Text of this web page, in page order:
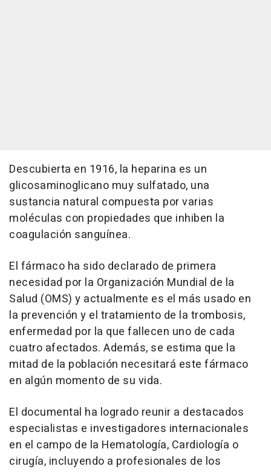
Descubierta en 1916, la heparina es un
glicosaminoglicano muy sulfatado, una
sustancia natural compuesta por varias
moléculas con propiedades que inhiben la
coagulación sanguínea.
El fármaco ha sido declarado de primera
necesidad por la Organización Mundial de la
Salud (OMS) y actualmente es el más usado en
la prevención y el tratamiento de la trombosis,
enfermedad por la que fallecen uno de cada
cuatro afectados. Además, se estima que la
mitad de la población necesitará este fármaco
en algún momento de su vida.
El documental ha logrado reunir a destacados
especialistas e investigadores internacionales
en el campo de la Hematología, Cardiología o
cirugía, incluyendo a profesionales de los